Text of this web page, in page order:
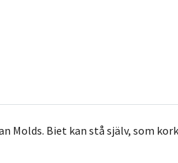
Molds. Biet kan stå själv, som